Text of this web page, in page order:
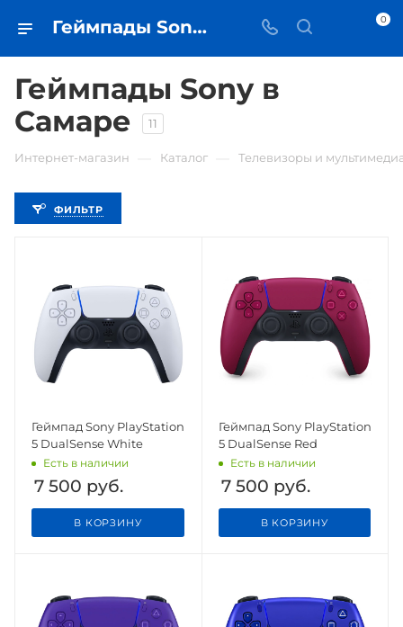
Геймпады Sony - купить геймпад в Самаре - iЧехол 0
Геймпады Sony в
Самаре
11
Интернет-магазин Каталог Телевизоры и
ФИЛЬТР
Геймпад Sony PlayStation
5 DualSense White
Есть в наличии
7 500 руб.
В КОРЗИНУ
Геймпад Sony PlayStation
5 DualSense Red
Есть в наличии
7 500 руб.
В КОРЗИНУ